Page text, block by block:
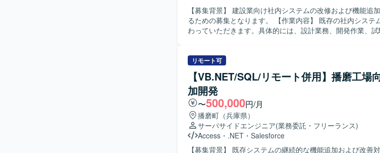
からモダン環境への移行経験も積むことができます。 【開発環境】 JavaおよびSpringBootを中
心としたWebアプリケーション開発環境となっております
る可能性があり、要件定義や基本設計など上流工程にも関
【募集背景】 建設業向け社内システムの改修および機能追
るための募集となります。 【作業内容】 既存の社内システムに対する改修および機能追加に携
わっていただきます。具体的には、設計業務、開発作業、
のコミュニケーションを取りながら進行できる方を求めて
軟に対応し、責任感を持って品質確保に取り組んでいただける方が
ンの魅力】 既存システムの改修・機能追加を通じて、業務
一連の工程に関わることができます。顧客との打ち合わせに
ら実装・試験まで一貫した経験を積むことができます。 【開発環境】 VB.net（Windows
Forms）およびOracleを用いた環境での開発となります。バ
ます。
リモート可
【VB.NET/SQL/リモート併用】播磨工場
加開発
〜500,000円/月
播磨町（兵庫県）
サーバサイドエンジニア(業務委託・フリーランス)
Access ・ .NET ・ Salesforce
【募集背景】 既存システムの継続的な機能追加および改善